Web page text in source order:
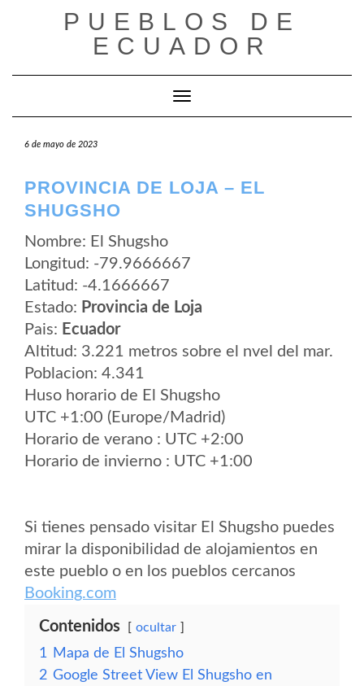
PUEBLOS DE
ECUADOR
Cambiar modo de navegación
6 de mayo de 2023
PROVINCIA DE LOJA – EL
SHUGSHO
Nombre: El Shugsho
Longitud: -79.9666667
Latitud: -4.1666667
Estado: Provincia de Loja
Pais: Ecuador
Altitud: 3.221 metros sobre el nvel del mar.
Poblacion: 4.341
Huso horario de El Shugsho
UTC +1:00 (Europe/Madrid)
Horario de verano : UTC +2:00
Horario de invierno : UTC +1:00
Si tienes pensado visitar El Shugsho puedes
mirar la disponibilidad de alojamientos en
este pueblo o en los pueblos cercanos
Booking.com
Contenidos ocultar
1
Mapa de El Shugsho
2 Google Street View El Shugsho en